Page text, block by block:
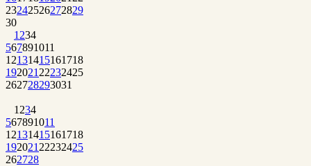
23242526272829
30
1 234
567891011
12131415161718
192021 22232425
262728293031
1 234
567891011
12131415161718
192021 22232425
262728